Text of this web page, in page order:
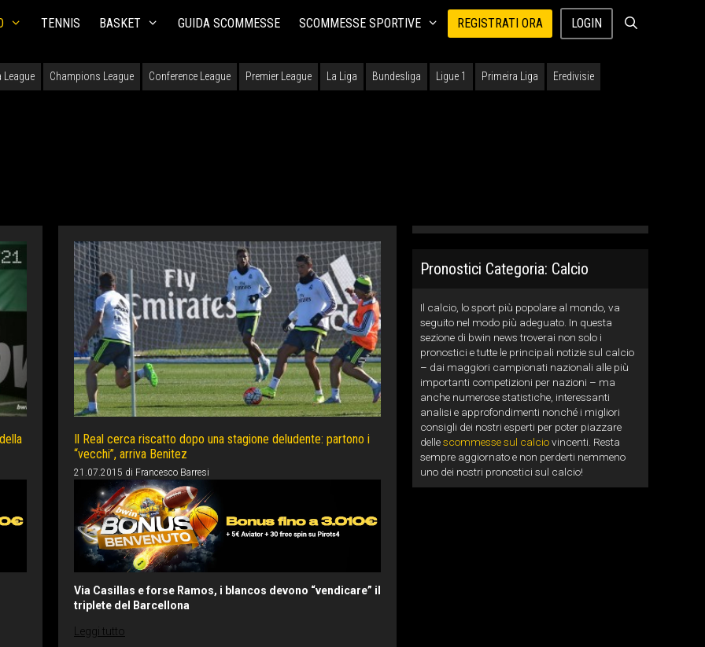
TENNIS BASKET GUIDA SCOMMESSE SCOMMESSE SPORTIVE REGISTRATI ORA LOGIN
League Champions League Conference League Premier League La Liga Bundesliga Ligue 1 Primeira Liga Eredivisie
Il Real cerca riscatto dopo una stagione deludente: partono i
“vecchi”, arriva Benitez
21.07.2015 di Francesco Barresi
Via Casillas e forse Ramos, i blancos devono “vendicare” il
triplete del Barcellona
Leggi tutto
Pronostici Categoria: Calcio
Il calcio, lo sport più popolare al mondo, va
seguito nel modo più adeguato. In questa
sezione di bwin news troverai non solo i
pronostici e tutte le principali notizie sul calcio
– dai maggiori campionati nazionali alle più
importanti competizioni per nazioni – ma
anche numerose statistiche, interessanti
analisi e approfondimenti nonché i migliori
consigli dei nostri esperti per poter piazzare
dellescommesse sul calciovincenti. Resta
sempre aggiornato e non perderti nemmeno
uno dei nostri pronostici sul calcio!